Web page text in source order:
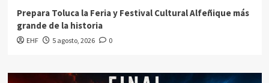
Prepara Toluca la Feria y Festival Cultural Alfeñique más
grande de la historia
EHF 5 agosto, 2026 0